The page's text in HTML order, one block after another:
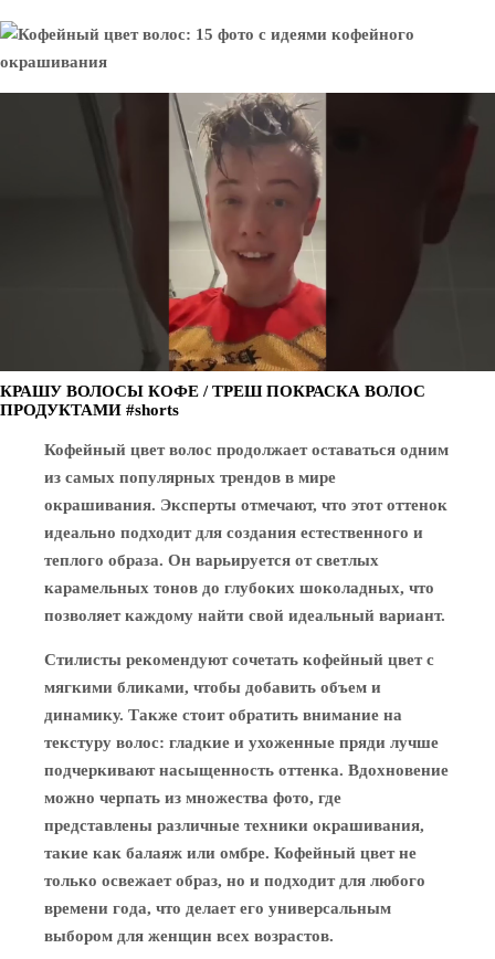
КРАШУ ВОЛОСЫ КОФЕ / ТРЕШ ПОКРАСКА ВОЛОС
ПРОДУКТАМИ #shorts
Кофейный цвет волос продолжает оставаться одним
из самых популярных трендов в мире
окрашивания. Эксперты отмечают, что этот оттенок
идеально подходит для создания естественного и
теплого образа. Он варьируется от светлых
карамельных тонов до глубоких шоколадных, что
позволяет каждому найти свой идеальный вариант.
Стилисты рекомендуют сочетать кофейный цвет с
мягкими бликами, чтобы добавить объем и
динамику. Также стоит обратить внимание на
текстуру волос: гладкие и ухоженные пряди лучше
подчеркивают насыщенность оттенка. Вдохновение
можно черпать из множества фото, где
представлены различные техники окрашивания,
такие как балаяж или омбре. Кофейный цвет не
только освежает образ, но и подходит для любого
времени года, что делает его универсальным
выбором для женщин всех возрастов.